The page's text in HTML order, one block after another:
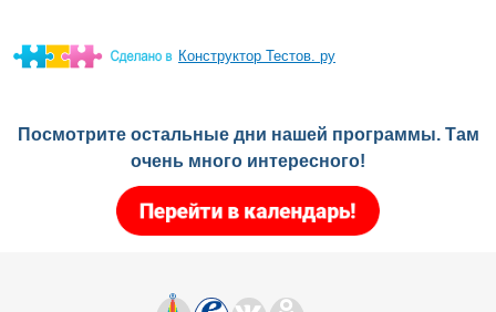
Конструктор Тестов. ру
Посмотрите остальные дни нашей программы. Там
очень много интересного!